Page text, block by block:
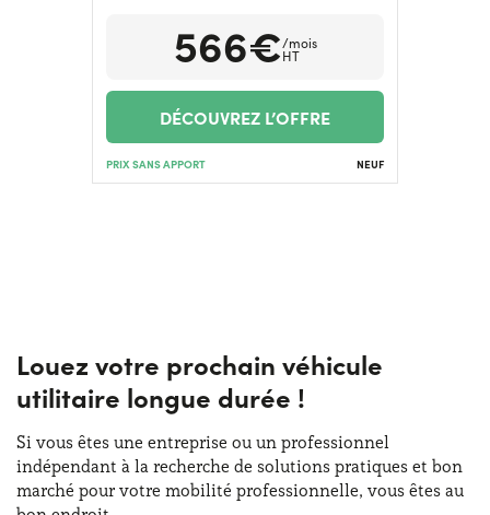
566€/mois
HT
DÉCOUVREZ L’OFFRE
PRIX SANS APPORT NEUF
Louez votre prochain véhicule
utilitaire longue durée !
Si vous êtes une entreprise ou un professionnel
indépendant à la recherche de solutions pratiques et bon
marché pour votre mobilité professionnelle, vous êtes au